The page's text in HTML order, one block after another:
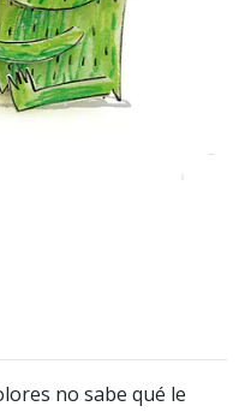
no sabe qué le